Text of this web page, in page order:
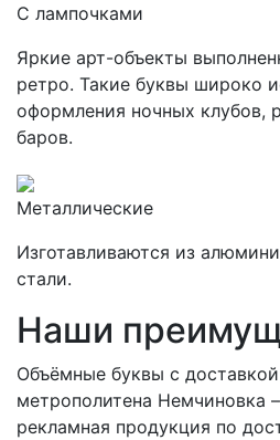
С лампочками
Яркие арт-объекты
ретро. Такие буквы широко
оформления ночных клубов,
баров.
Металлические
Изготавливаются из
стали.
Наши
Объёмные буквы с
метрополитена Немчиновка
рекламная продукция по